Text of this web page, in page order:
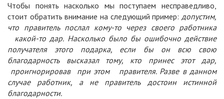
Чтобы понять насколько мы поступаем несправедливо,
стоит обратить внимание на следующий пример: допустим,
что правитель послал кому-то через своего работника
какой-то дар. Насколько было бы ошибочно действие
получателя этого подарка, если бы он всю свою
благодарность высказал тому, кто принес этот дар,
проигнорировав при этом правителя. Разве в данном
случае работник, а не правитель достоин истинной
благодарности.